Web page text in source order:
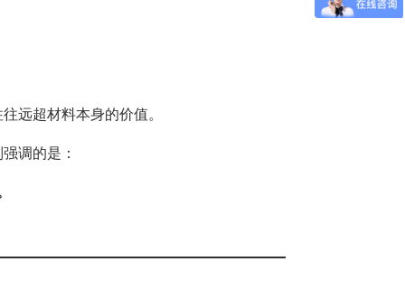
远超材料本身的价值。
调的是：